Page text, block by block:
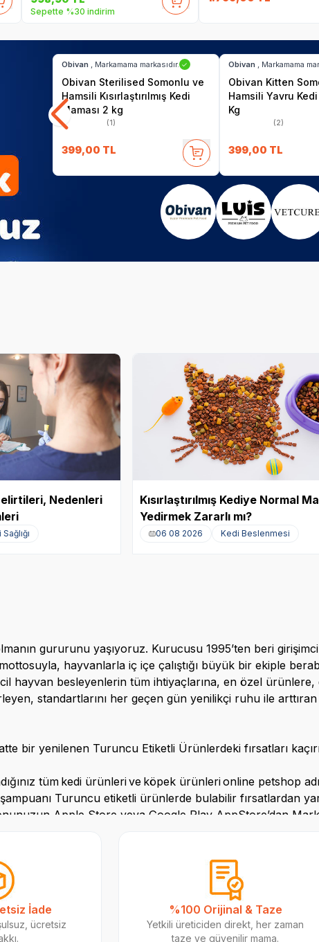
Sepette %30 indirim
Obivan , Markamama markasıdır. ✓
Obivan Sterilised Somonlu ve
Hamsili Kısırlaştırılmış Kedi
Maması 2 kg
(1)
399,00 TL
Obivan , Markamama
Obivan Kitten
Hamsili Yavru Kedi
Kg
(2)
399,00 TL
Nedenleri
Kısırlaştırılmış Kediye Normal
Yedirmek Zararlı mı?
06 08 2026 Kedi Beslenmesi
gururunu yaşıyoruz. Kurucusu 1995’ten beri
hayvanlarla iç içe çalıştığı büyük bir ekiple
hayvan besleyenlerin tüm ihtiyaçlarına, en özel
standartlarını her geçen gün yenilikçi ruhu ile
bir yenilenen Turuncu Etiketli Ürünlerdeki fırsatları
tüm kedi ürünlerive köpek ürünlerionline petshop
Turuncu etiketli ürünlerde bulabilir fırsatlardan
Apple Store veya Google Play AppStore’dan
Projesi
hayvanlarına karşı güçlü bir farkındalık oluşturmak
Amacımız çocuklarımızın sevgi dolu dünyasına bu
şekilde tasarladık. Tanıtım animasyonumuzu birçok
İade
ücretsiz
%100 Orijinal & Taze
Yetkili üreticiden direkt, her zaman
taze ve güvenilir mama.